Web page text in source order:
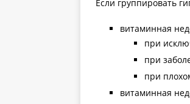
Если группировать
витаминная
при
при
при
витаминная